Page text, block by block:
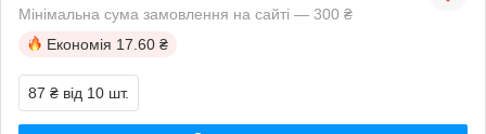
Мінімальна сума замовлення на сайті — 300 ₴
Економія 17.60 ₴
87 ₴ від 10 шт.